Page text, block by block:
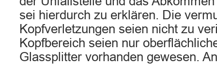
sei hierdurch zu erklären. Die
Kopfverletzungen seien nicht zu
Kopfbereich seien nur
Glassplitter vorhanden gewesen.